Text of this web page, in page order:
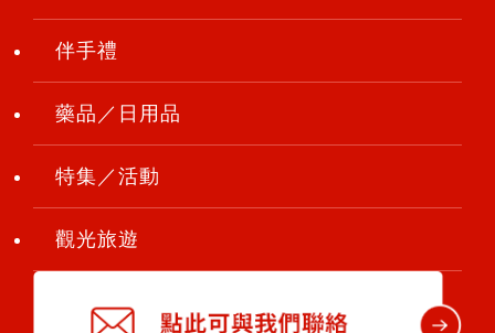
伴手禮
藥品／日用品
特集／活動
觀光旅遊